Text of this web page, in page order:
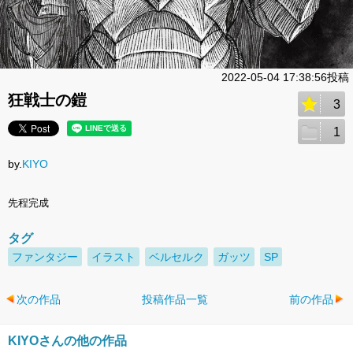
2022-05-04 17:38:56投稿
狂戦士の鎧 3
1
by. KIYO
先程完成
タグ
ファンタジー イラスト ベルセルク ガッツ SP
次の作品 投稿作品一覧 前の作品
KIYOさんの他の作品